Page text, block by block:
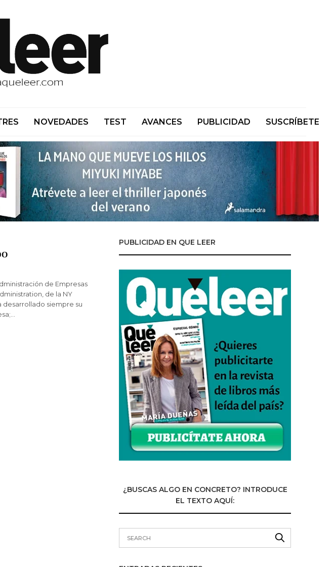
NOVEDADES TEST AVANCES PUBLICIDAD SUSCRÍBETE
de Empresas
de la NY
desarrollado siempre su
PUBLICIDAD EN QUE LEER
¿BUSCAS ALGO EN CONCRETO? INTRODUCE
EL TEXTO AQUÍ: